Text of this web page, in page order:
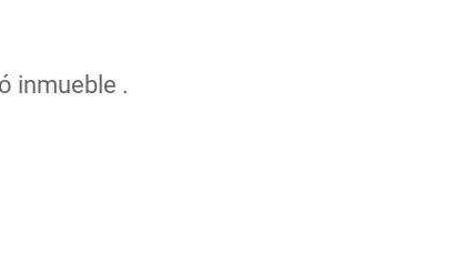
inmueble .